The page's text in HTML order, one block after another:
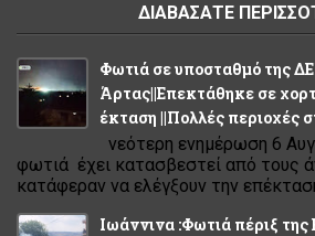
ΔΙΑΒΑΣΑΤΕ
Φωτιά σε υποσταθμό της
Άρτας||Επεκτάθηκε σε
έκταση ||Πολλές περιοχές
νεότερη ενημέρωση 6
φωτιά έχει κατασβεστεί από τους
κατάφεραν να ελέγξουν την
Ιωάννινα :Φωτιά πέριξ